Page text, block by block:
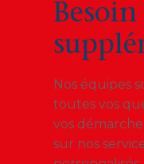
Nos équipes
toutes vos
vos
sur nos